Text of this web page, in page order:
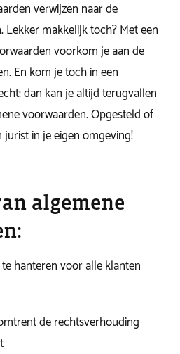
verwijzen naar de
Lekker makkelijk toch? Met een
voorkom je aan de
En kom je toch in een
dan kan je altijd terugvallen
voorwaarden. Opgesteld of
in je eigen omgeving!
algemene
hanteren voor alle klanten
de rechtsverhouding